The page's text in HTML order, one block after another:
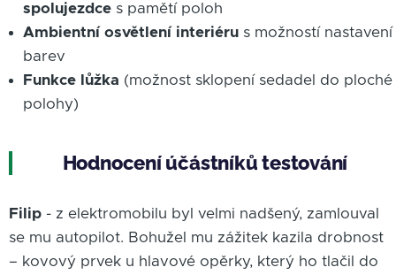
spolujezdces pamětí poloh
Ambientní osvětlení interiérus možností nastavení
barev
Funkce lůžka (možnost sklopení sedadel do ploché
polohy)
Hodnocení účástníků testování
Filip - z elektromobilu byl velmi nadšený, zamlouval
se mu autopilot. Bohužel mu zážitek kazila drobnost
– kovový prvek u hlavové opěrky, který ho tlačil do